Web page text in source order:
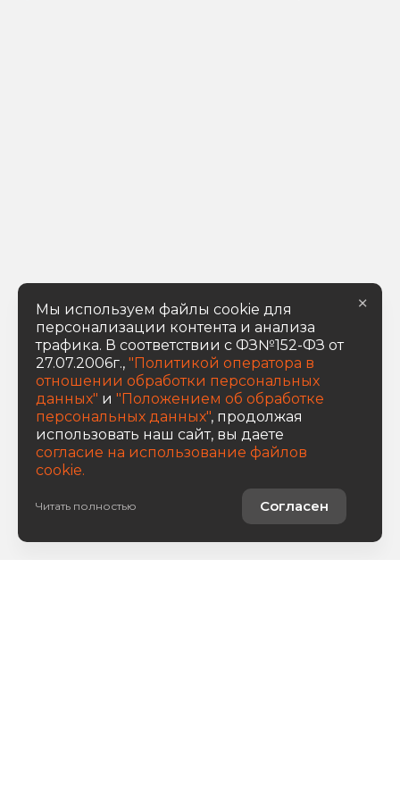
Мы используем файлы cookie для
персонализации контента и анализа
трафика. В соответствии с ФЗ№152-ФЗ от
27.07.2006г., "Политикой оператора в
отношении обработки персональных
данных" и "Положением об обработке
персональных данных", продолжая
использовать наш сайт, вы даете
согласие на использование файлов
cookie.
Читать полностью Согласен
×